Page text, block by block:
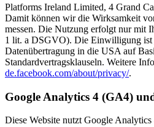
Platforms Ireland Limited, 4 Grand
Damit können wir die Wirksamkeit
messen. Die Nutzung erfolgt nur mit
1 lit. a DSGVO). Die Einwilligung ist
Datenübertragung in die USA auf
Standardvertragsklauseln. Weitere
de.facebook.com/about/privacy/.
Google Analytics 4 (GA4)
Diese Website nutzt Google